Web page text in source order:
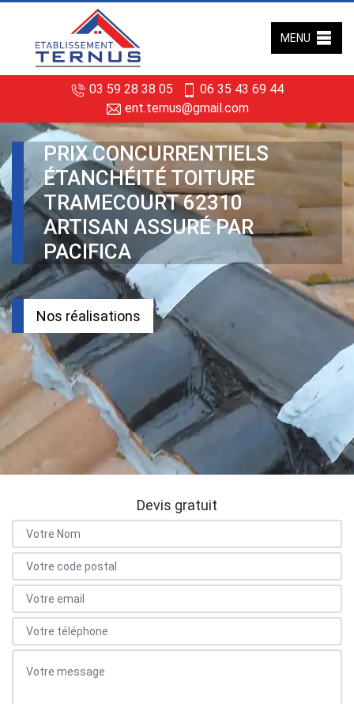
03 59 28 38 05
06 35 43 69 44
ent.ternus@gmail.com
MENU
PRIX CONCURRENTIELS
ÉTANCHÉITÉ TOITURE
TRAMECOURT 62310
ARTISAN ASSURÉ PAR
PACIFICA
Nos réalisations
Devis gratuit